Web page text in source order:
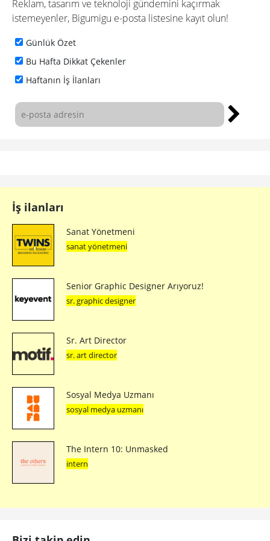
Reklam, tasarım ve teknoloji gündemini kaçırmak
istemeyenler, Bigumigu e-posta listesine kayıt olun!
Günlük Özet
Bu Hafta Dikkat Çekenler
Haftanın İş İlanları
İş ilanları
Sanat Yönetmeni
sanat yönetmeni
Senior Graphic Designer Arıyoruz!
sr. graphic designer
Sr. Art Director
sr. art director
Sosyal Medya Uzmanı
sosyal medya uzmanı
The Intern 10: Unmasked
intern